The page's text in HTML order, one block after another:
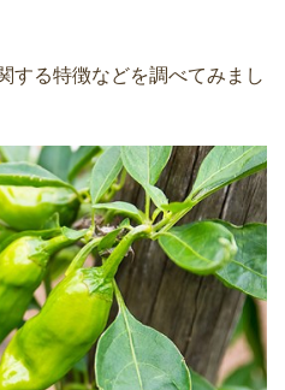
する特徴などを調べてみまし